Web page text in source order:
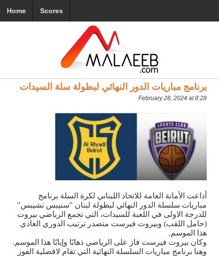
Home Scores
برنامج مباريات الدور النهائي لبطولة سلة السيدات
February 28, 2024 at 8:28
أذاعت الأمانة العامة للاتحاد اللبناني لكرة السلة برنامج
مباريات سلسلة الدور النهائي لبطولة لبنان "سنيبس تشيبس"
للدرجة الاولى في اللعبة للسيدات، التي تجمع الرياضي بيروت
(حامل اللقب) وبيروت فيرست متصدر ترتيب الدوري العادي
هذا الموسم.
وكان بيروت فيرست فاز على الرياضي ذهابًا وإيابًا هذا الموسم.
وهنا برنامج مباريات السلسلة النهائية التي تقام لافضلية الفوز